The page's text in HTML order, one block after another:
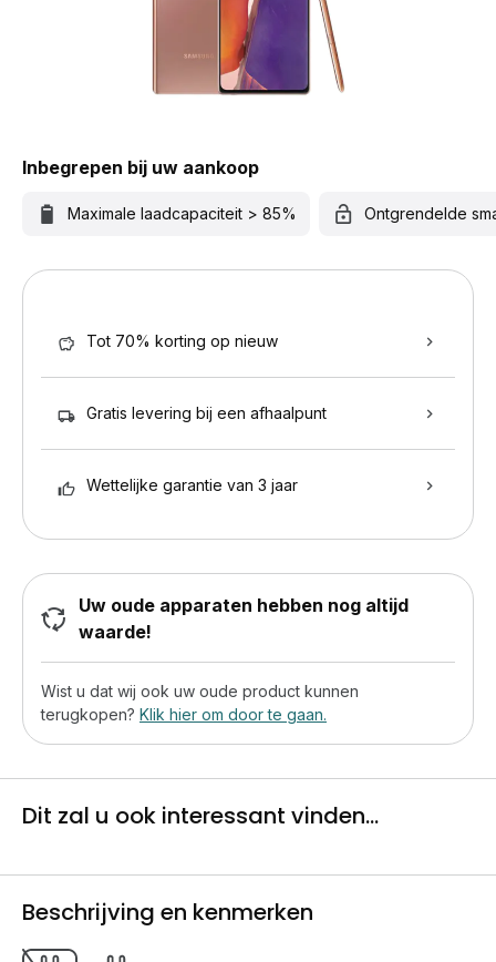
Inbegrepen bij uw aankoop
Maximale laadcapaciteit > 85% Ontgrendelde
Tot 70% korting op nieuw
Gratis levering bij een afhaalpunt
Wettelijke garantie van 3 jaar
Uw oude apparaten hebben nog altijd
waarde!
Wist u dat wij ook uw oude product kunnen
terugkopen? Klik hier om door te gaan.
Dit zal u ook interessant vinden...
Beschrijving en kenmerken